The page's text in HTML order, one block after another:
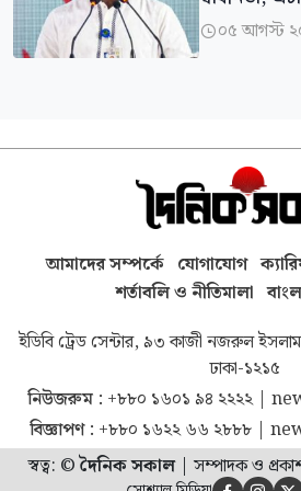
অর্জন’:
০৫ আগস্ট
আমাদের সম্পর্কে যোগাযোগ
শর্তাবলি ও নীতিমালা
ইডিবি ট্রেড সেন্টার, ৯৩ কাজী নজরুল
ঢাকা-১২১৫
নিউজরুম : +৮৮০ ১৬০১ ৯৪ ২২২২|
বিজ্ঞাপণ : +৮৮০ ১৬২২ ৬৬ ২৮৮৮|
স্বত্ব: ©দৈনিক সকাল| সম্পাদক ও